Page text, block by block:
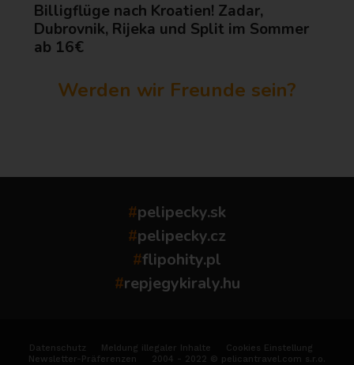
Billigflüge nach Kroatien! Zadar,
Dubrovnik, Rijeka und Split im Sommer
ab 16€
Werden wir Freunde sein?
#pelipecky.sk
#pelipecky.cz
#flipohity.pl
#repjegykiraly.hu
Datenschutz Meldung illegaler Inhalte
Cookies Einstellung
Newsletter-Präferenzen
2004 - 2022 © pelicantravel.com s.r.o.